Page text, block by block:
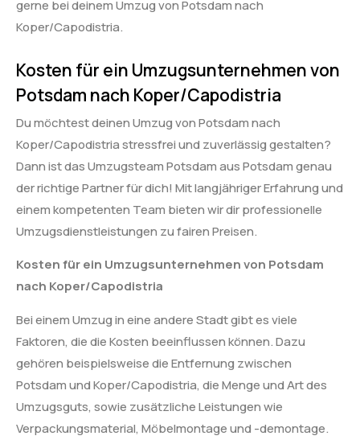
gerne bei deinem Umzug von Potsdam nach
Koper/Capodistria.
Kosten für ein Umzugsunternehmen von
Potsdam nach Koper/Capodistria
Du möchtest deinen Umzug von Potsdam nach
Koper/Capodistria stressfrei und zuverlässig gestalten?
Dann ist das Umzugsteam Potsdam aus Potsdam genau
der richtige Partner für dich! Mit langjähriger Erfahrung und
einem kompetenten Team bieten wir dir professionelle
Umzugsdienstleistungen zu fairen Preisen.
Kosten für ein Umzugsunternehmen von Potsdam
nach Koper/Capodistria
Bei einem Umzug in eine andere Stadt gibt es viele
Faktoren, die die Kosten beeinflussen können. Dazu
gehören beispielsweise die Entfernung zwischen
Potsdam und Koper/Capodistria, die Menge und Art des
Umzugsguts, sowie zusätzliche Leistungen wie
Verpackungsmaterial, Möbelmontage und -demontage.